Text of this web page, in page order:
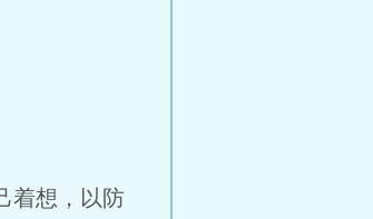
着想，以防